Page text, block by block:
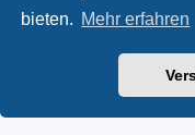
bieten. Mehr erfahren